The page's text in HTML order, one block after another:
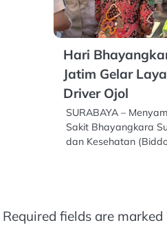
Hari
Jatim Gelar
Driver Ojol
SURABAYA –
Sakit Bhayangkara
dan Kesehatan
Required fields are marked